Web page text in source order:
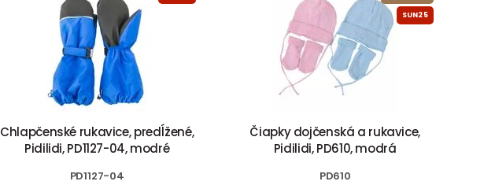
Chlapčenské rukavice, predĺžené,
Pidilidi, PD1127-04, modré
PD1127-04
SUN25
Čiapky dojčenská a rukavice,
Pidilidi, PD610, modrá
PD610